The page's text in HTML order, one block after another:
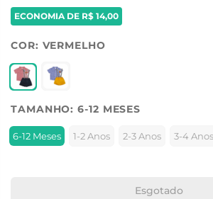
ECONOMIA DE R$ 14,00
COR: VERMELHO
TAMANHO:6-12 MESES
6-12 Meses 1-2 Anos 2-3 Anos 3-4 Anos
Esgotado